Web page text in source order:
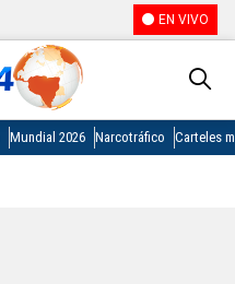
EN VIVO
Mundial 2026 Narcotráfico Carteles